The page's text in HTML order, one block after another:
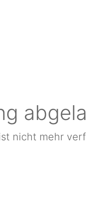
nicht mehr